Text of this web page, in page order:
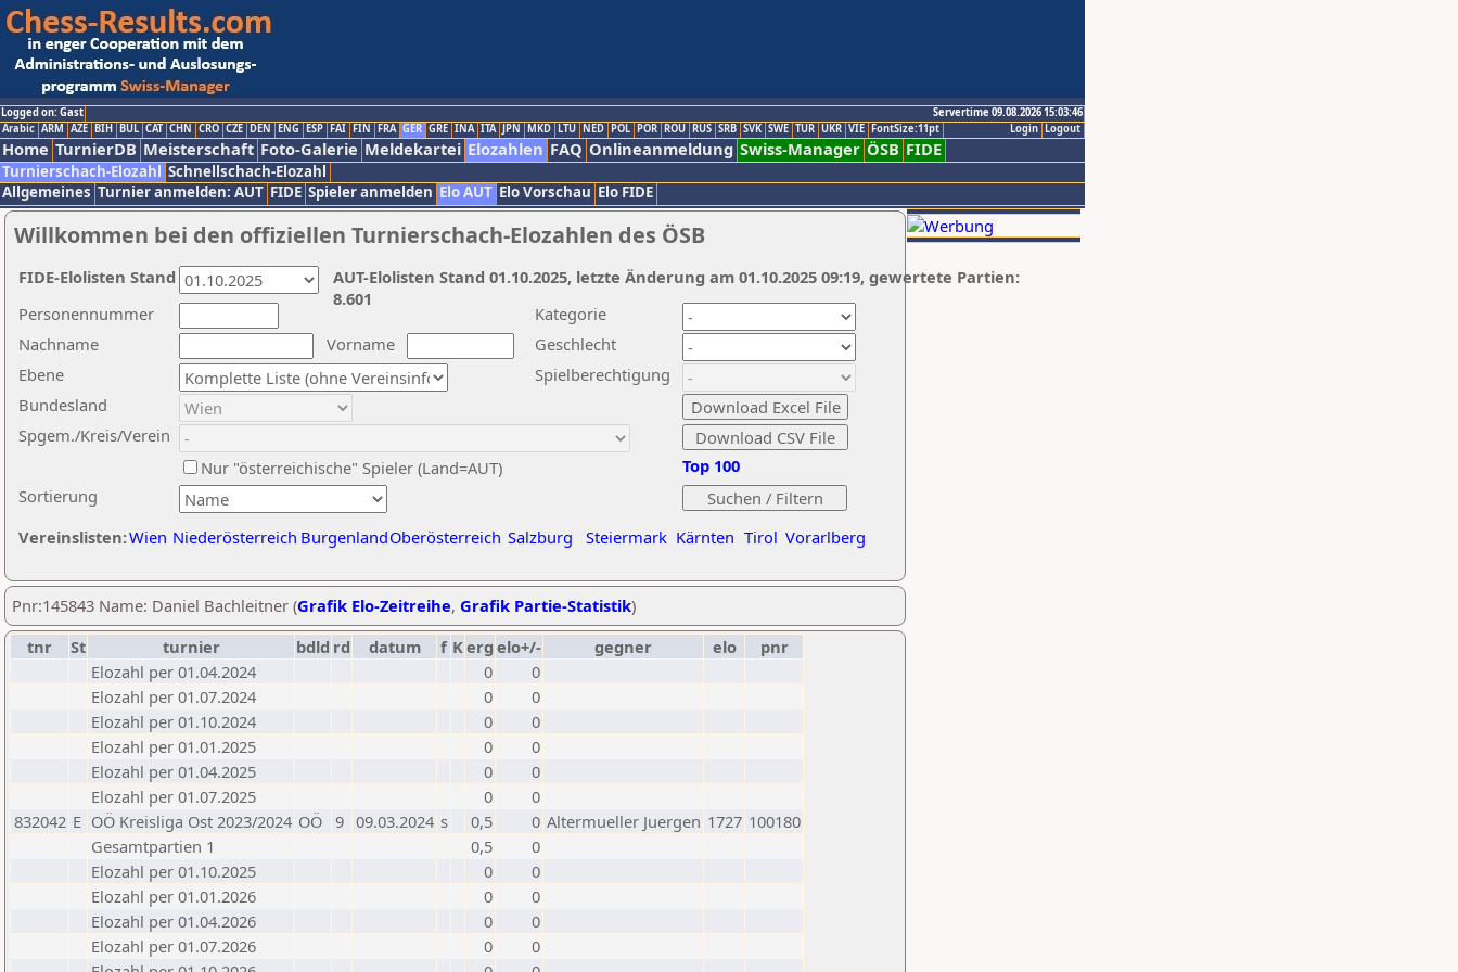
Logged on: Gast
Servertime 09.08.2026 15:03:46
Logout
Login
Arabic ARM AZE BIH BUL CAT CHN CRO CZE DEN ENG ESP FAI FIN FRA GER GRE INA ITA JPN MKD LTU NED POL POR ROU RUS SRB SVK SWE TUR UKR VIE FontSize:11pt
Home TurnierDB Meisterschaft Foto-Galerie Meldekartei Elozahlen FAQ Onlineanmeldung Swiss-Manager ÖSB FIDE
Turnierschach-Elozahl Schnellschach-Elozahl
Allgemeines Turnier anmelden: AUT FIDE Spieler anmelden Elo AUT Elo Vorschau Elo FIDE
Willkommen bei den offiziellen Turnierschach-Elozahlen des ÖSB
Nachname
Vorname
Ebene
Kategorie
Sortierung
Personennummer
Bundesland
Spgem./Kreis/Verein
Geschlecht
Nur "österreichische" Spieler (Land=AUT)
Spielberechtigung
Vereinslisten:Wien Niederösterreich BurgenlandOberösterreich Salzburg Steiermark Kärnten Tirol Vorarlberg
Top 100
AUT-Elolisten Stand 01.10.2025, letzte Änderung am 01.10.2025 09:19, gewertete Partien:
8.601
FIDE-Elolisten Stand
Pnr:145843 Name: Daniel Bachleitner (Grafik Elo-Zeitreihe, Grafik Partie-Statistik)
tnr
St turnier bdld rd datum f Kerg elo+/- gegner elo
pnr
Elozahl per 01.04.2024
0
0
Elozahl per 01.07.2024
0
0
Elozahl per 01.10.2024
0
0
Elozahl per 01.01.2025
0
0
Elozahl per 01.04.2025
0
0
Elozahl per 01.07.2025
0
0
832042 E OÖ Kreisliga Ost 2023/2024 OÖ 9 09.03.2024 s 0,5 0 Altermueller Juergen 1727 100180
Gesamtpartien 1
0,5
0
Elozahl per 01.10.2025
0
0
Elozahl per 01.01.2026
0
0
Elozahl per 01.04.2026
0
0
Elozahl per 01.07.2026
0
0